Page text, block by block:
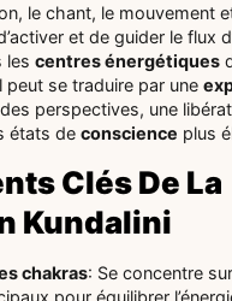
le chant, le mouvement
et de guider le flux
les centres énergétiques
peut se traduire par une
perspectives, une
états de conscience plus
Clés De La
Kundalini
chakras: Se concentre
pour équilibrer